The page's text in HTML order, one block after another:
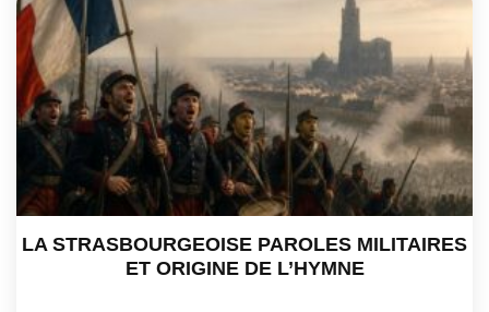
LA STRASBOURGEOISE PAROLES MILITAIRES
ET ORIGINE DE L’HYMNE